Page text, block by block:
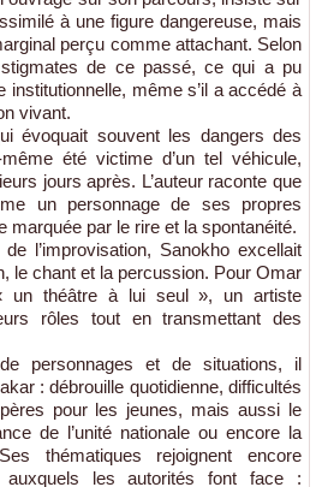
à une figure dangereuse, mais
perçu comme attachant. Selon
de ce passé, ce qui a pu
institutionnelle, même s’il a accédé à
vivant.
évoquait souvent les dangers des
été victime d’un tel véhicule,
jours après. L’auteur raconte que
un personnage de ses propres
par le rire et la spontanéité.
l’improvisation, Sanokho excellait
le chant et la percussion. Pour Omar
un théâtre à lui seul », un artiste
rôles tout en transmettant des
personnages et de situations, il
: débrouille quotidienne, difficultés
pour les jeunes, mais aussi le
de l’unité nationale ou encore la
thématiques rejoignent encore
auxquels les autorités font face :